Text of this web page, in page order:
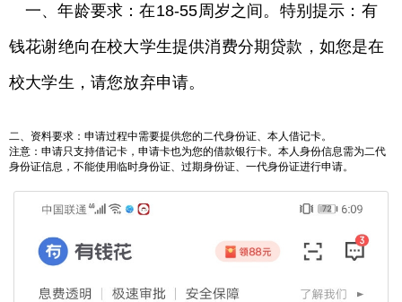
一、年龄要求：在18-55周岁之间。特别提示：有
钱花谢绝向在校大学生提供消费分期贷款，如您是在
校大学生，请您放弃申请。
二、资料要求：申请过程中需要提供您的二代身份证、本人借记卡。
注意：申请只支持借记卡，申请卡也为您的借款银行卡。本人身份信息需为二代
身份证信息，不能使用临时身份证、过期身份证、一代身份证进行申请。